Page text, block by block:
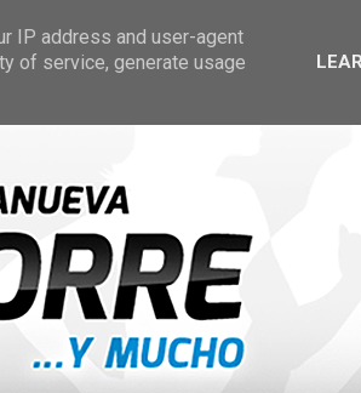
IP address and user-agent
of service, generate usage